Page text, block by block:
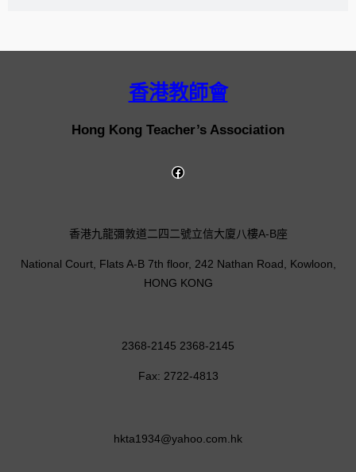
香港教師會
Hong Kong Teacher’s Association
香港九龍彌敦道二四二號立信大廈八樓A-B座
National Court, Flats A-B 7th floor, 242 Nathan Road, Kowloon,
HONG KONG
2368-2145 2368-2145
Fax: 2722-4813
hkta1934@yahoo.com.hk